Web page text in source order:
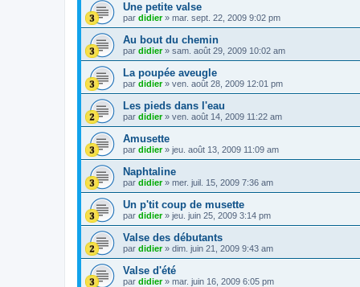
Une petite valse
par didier» mar. sept. 22, 2009 9:02 pm
Au bout du chemin
par didier» sam. août 29, 2009 10:02 am
La poupée aveugle
par didier» ven. août 28, 2009 12:01 pm
Les pieds dans l'eau
par didier» ven. août 14, 2009 11:22 am
Amusette
par didier» jeu. août 13, 2009 11:09 am
Naphtaline
par didier» mer. juil. 15, 2009 7:36 am
Un p'tit coup de musette
par didier» jeu. juin 25, 2009 3:14 pm
Valse des débutants
par didier» dim. juin 21, 2009 9:43 am
Valse d'été
par didier» mar. juin 16, 2009 6:05 pm